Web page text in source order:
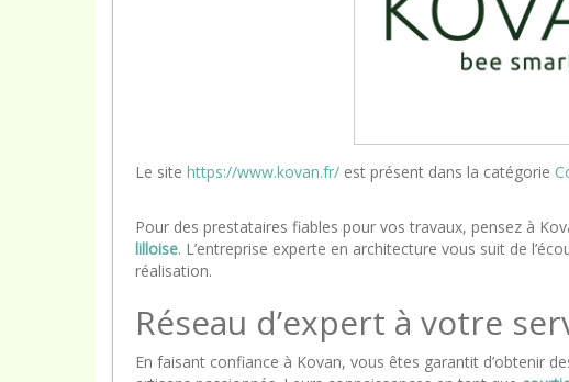
Le site https://www.kovan.fr/ est présent dans la catégorie
Pour des prestataires fiables pour vos travaux, pensez à
lilloise. L’entreprise experte en architecture vous suit de
réalisation.
Réseau d’expert à votre
En faisant confiance à Kovan, vous êtes garantit d’obtenir